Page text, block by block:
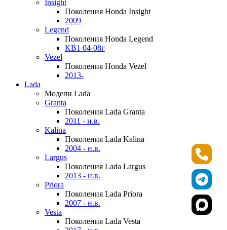
Insight
Поколения Honda Insight
2009
Legend
Поколения Honda Legend
KB1 04-08г
Vezel
Поколения Honda Vezel
2013-
Lada
Модели Lada
Granta
Поколения Lada Granta
2011 - н.в.
Kalina
Поколения Lada Kalina
2004 - н.в.
Largus
Поколения Lada Largus
2013 - н.в.
Priora
Поколения Lada Priora
2007 - н.в.
Vesta
Поколения Lada Vesta